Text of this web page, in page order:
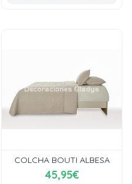
COLCHA BOUTI ALBESA
45,95€